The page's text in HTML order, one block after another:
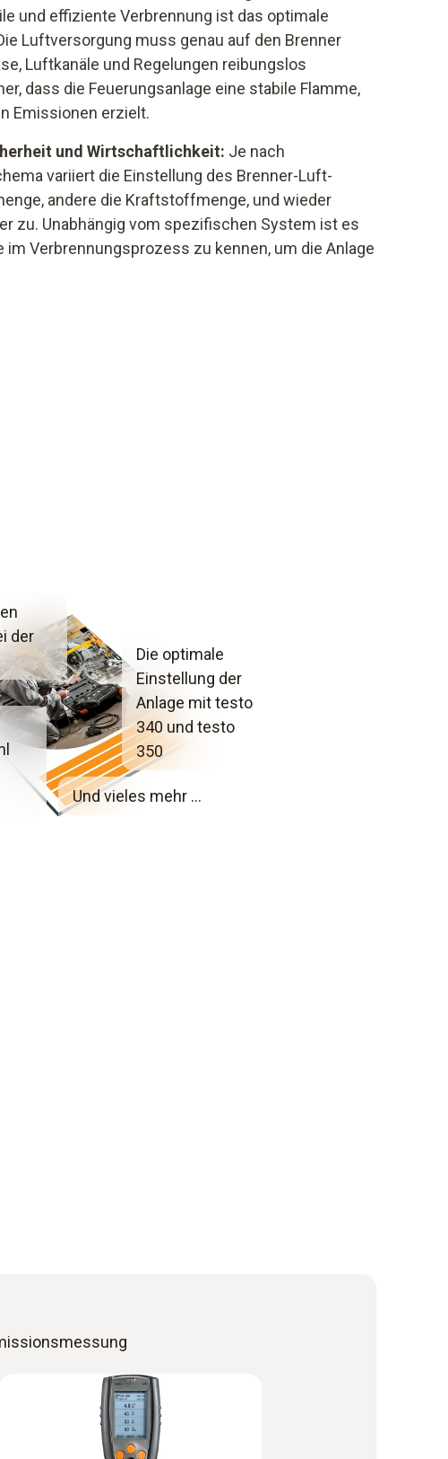
und effiziente Verbrennung ist das optimale
Luftversorgung muss genau auf den Brenner
Luftkanäle und Regelungen reibungslos
dass die Feuerungsanlage eine stabile Flamme,
Emissionen erzielt.
und Wirtschaftlichkeit: Je nach
variiert die Einstellung des Brenner-Luft-
andere die Kraftstoffmenge, und wieder
zu. Unabhängig vom spezifischen System ist es
Verbrennungsprozess zu kennen, um die Anlage
der
Die optimale
Einstellung der
Anlage mit testo
340 und testo
350
Und vieles mehr ...